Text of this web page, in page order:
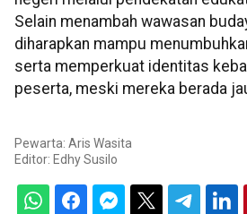
Selain menambah wawasan
diharapkan mampu
serta memperkuat identitas
peserta, meski mereka berada
Pewarta: Aris Wasita
Editor: Edhy Susilo